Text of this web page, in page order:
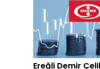
Ereğli Demir